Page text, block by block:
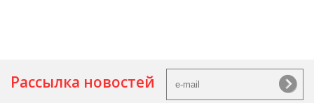
Рассылка новостей